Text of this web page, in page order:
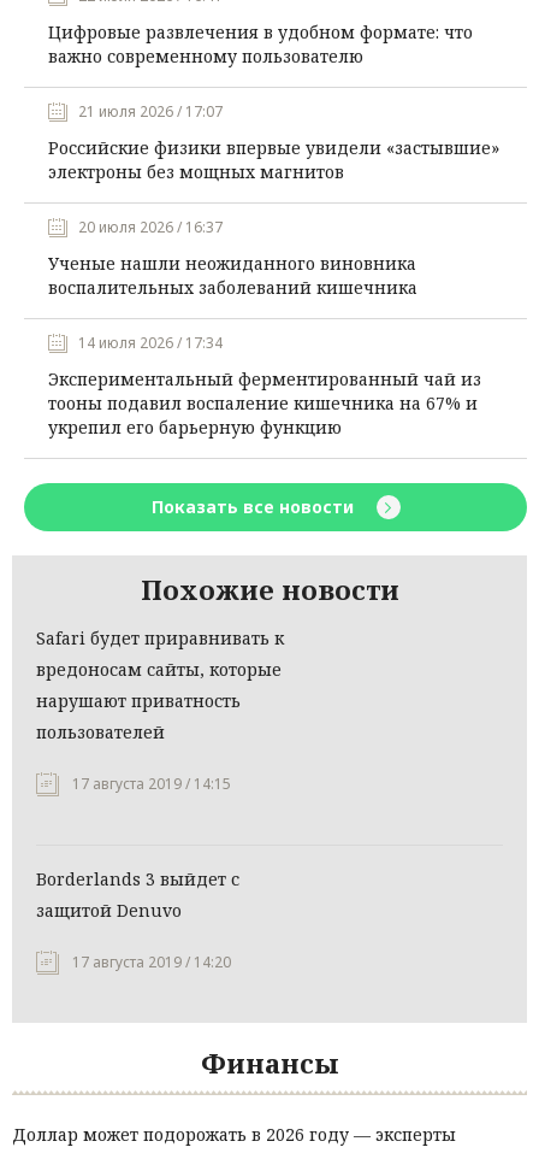
Цифровые развлечения в удобном формате: что
важно современному пользователю
21 июля 2026 / 17:07
Российские физики впервые увидели «застывшие»
электроны без мощных магнитов
20 июля 2026 / 16:37
Ученые нашли неожиданного виновника
воспалительных заболеваний кишечника
14 июля 2026 / 17:34
Экспериментальный ферментированный чай из
тооны подавил воспаление кишечника на 67% и
укрепил его барьерную функцию
Показать все новости
Похожие новости
Safari будет приравнивать к
вредоносам сайты, которые
нарушают приватность
пользователей
17 августа 2019 / 14:15
Borderlands 3 выйдет с
защитой Denuvo
17 августа 2019 / 14:20
Финансы
Доллар может подорожать в 2026 году — эксперты